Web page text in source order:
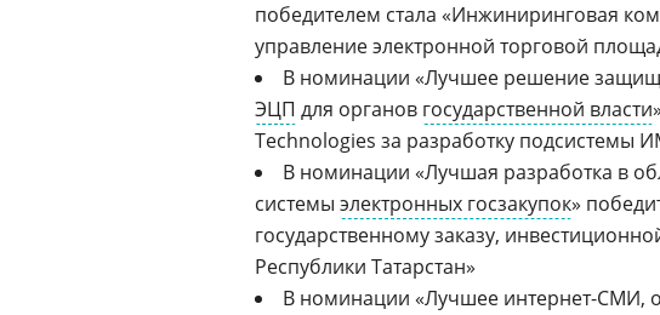
победителем стала «Инжиниринговая
управление электронной торговой
В номинации «Лучшее решение
ЭЦП для органов государственной власти
Technologies за разработку подсистемы
В номинации «Лучшая разработка в
системы электронных госзакупок»
государственному заказу,
Республики Татарстан»
В номинации «Лучшее интернет-СМИ,